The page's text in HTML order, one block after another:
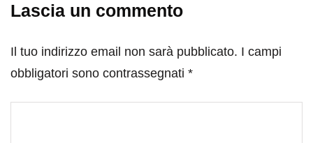
Lascia un commento
Il tuo indirizzo email non sarà pubblicato. I campi
obbligatori sono contrassegnati *